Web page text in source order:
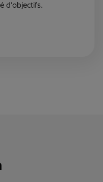
d’objectifs.